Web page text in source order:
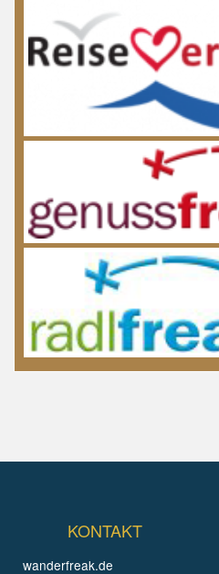
KONTAKT
wanderfreak.de